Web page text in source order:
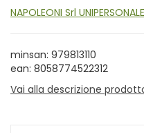
NAPOLEONI Srl UNIPERSONALE
minsan: 979813110
ean: 8058774522312
Vai alla descrizione